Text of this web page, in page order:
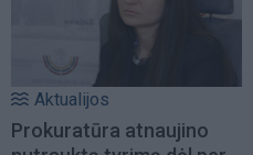
Aktualijos
Prokuratūra atnaujino